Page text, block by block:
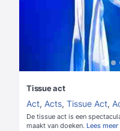
Tissue act
Act, Acts, Tissue Act,
De tissue act is een
maakt van doeken. Lees meer